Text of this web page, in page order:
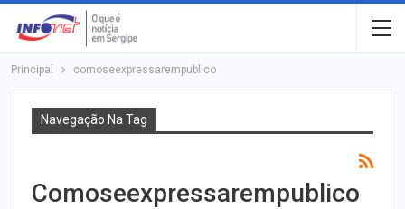
Principal comoseexpressarempublico
Navegação Na Tag
Comoseexpressarempublico